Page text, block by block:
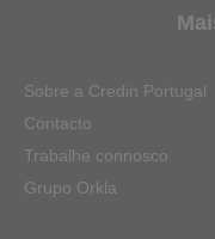
Sobre a Credin Portugal
Contacto
Trabalhe connosco
Grupo Orkla